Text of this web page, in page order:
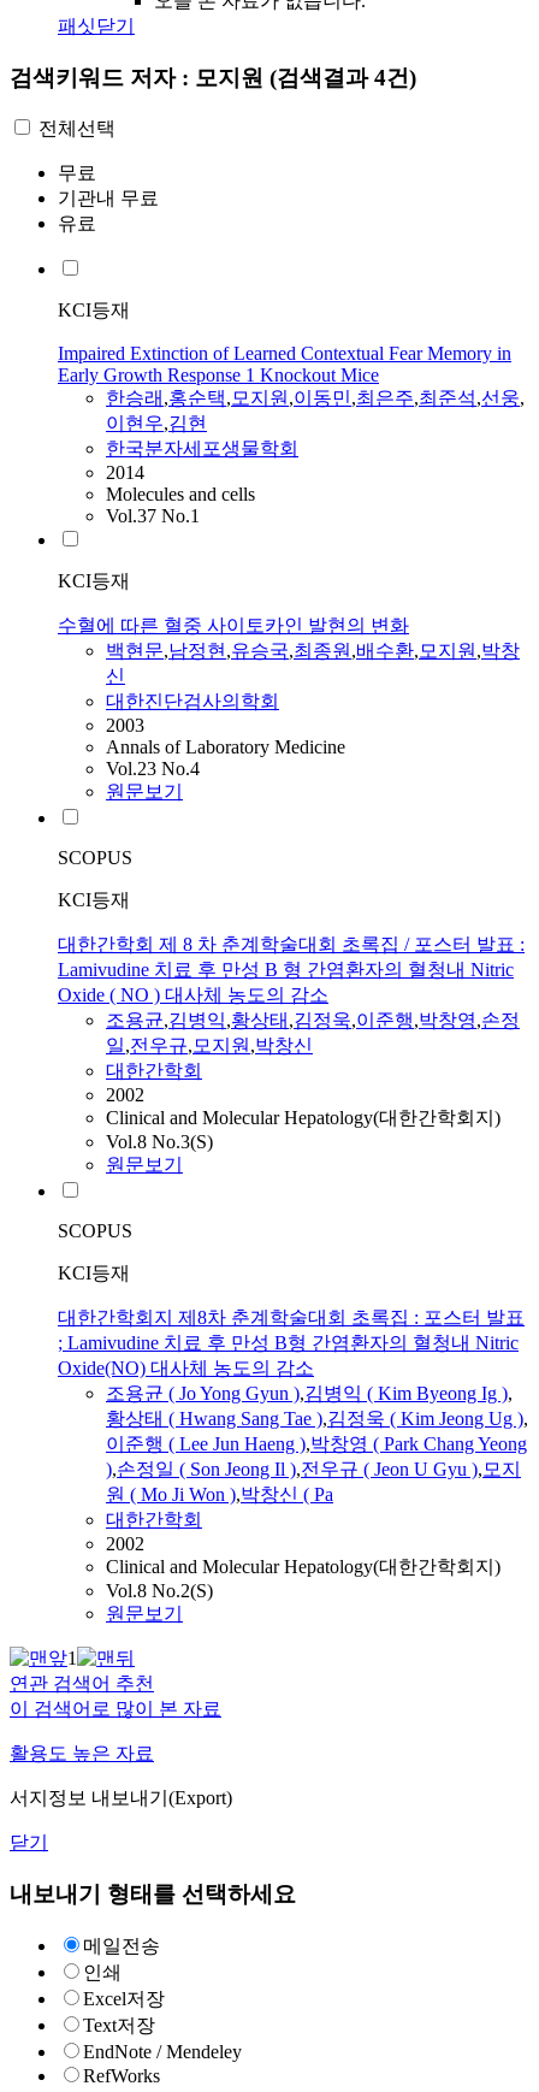
패싯닫기
검색키워드 저자 : 모지원 (검색결과 4건)
전체선택
무료
기관내 무료
유료
KCI등재
Impaired Extinction of Learned Contextual Fear Memory in
Early Growth Response 1 Knockout Mice
한승래 ,홍순택,모지원,이동민,최은주,최준석,선웅,
이현우,김현
한국분자세포생물학회
2014
Molecules and cells
Vol.37 No.1
KCI등재
수혈에 따른 혈중 사이토카인 발현의 변화
백현문,남정현,유승국,최종원,배수환,모지원,박창
신
대한진단검사의학회
2003
Annals of Laboratory Medicine
Vol.23 No.4
원문보기
SCOPUS
KCI등재
대한간학회 제 8 차 춘계학술대회 초록집 / 포스터 발표 :
Lamivudine 치료 후 만성 B 형 간염환자의 혈청내 Nitric
Oxide ( NO ) 대사체 농도의 감소
조용균,김병익,황상태 ,김정욱,이준행,박창영,손정
일,전우규,모지원,박창신
대한간학회
2002
Clinical and Molecular Hepatology(대한간학회지)
Vol.8 No.3(S)
원문보기
SCOPUS
KCI등재
대한간학회지 제8차 춘계학술대회 초록집 : 포스터 발표
; Lamivudine 치료 후 만성 B형 간염환자의 혈청내 Nitric
Oxide(NO) 대사체 농도의 감소
조용균 ( Jo Yong Gyun ),김병익 ( Kim Byeong Ig ),
황상태 ( Hwang Sang Tae ),김정욱 ( Kim Jeong Ug ),
이준행 ( Lee Jun Haeng ),박창영 ( Park Chang Yeong
),손정일 ( Son Jeong Il ),전우규 ( Jeon U Gyu ),모지
원 ( Mo Ji Won ),박창신 ( Pa
대한간학회
2002
Clinical and Molecular Hepatology(대한간학회지)
Vol.8 No.2(S)
원문보기
1
연관 검색어 추천
이 검색어로 많이 본 자료
활용도 높은 자료
서지정보 내보내기(Export)
닫기
내보내기 형태를 선택하세요
메일전송
인쇄
Excel저장
Text저장
EndNote / Mendeley
RefWorks